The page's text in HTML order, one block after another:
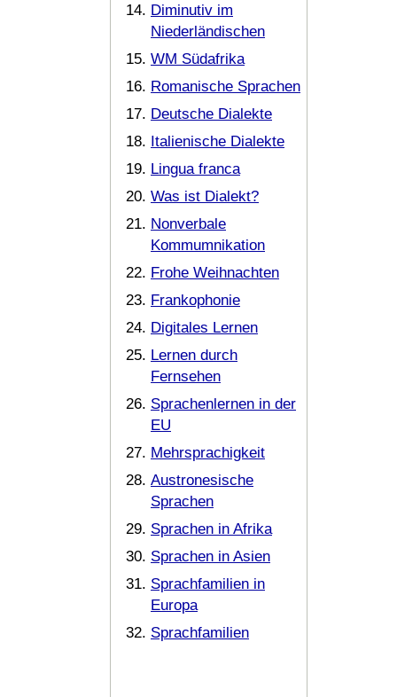
Diminutiv im
Niederländischen
WM Südafrika
Romanische Sprachen
Deutsche Dialekte
Italienische Dialekte
Lingua franca
Was ist Dialekt?
Nonverbale
Kommumnikation
Frohe Weihnachten
Frankophonie
Digitales Lernen
Lernen durch
Fernsehen
Sprachenlernen in der
EU
Mehrsprachigkeit
Austronesische
Sprachen
Sprachen in Afrika
Sprachen in Asien
Sprachfamilien in
Europa
Sprachfamilien